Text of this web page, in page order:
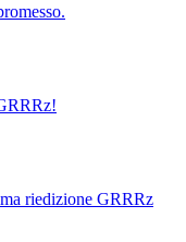
riedizione GRRRz